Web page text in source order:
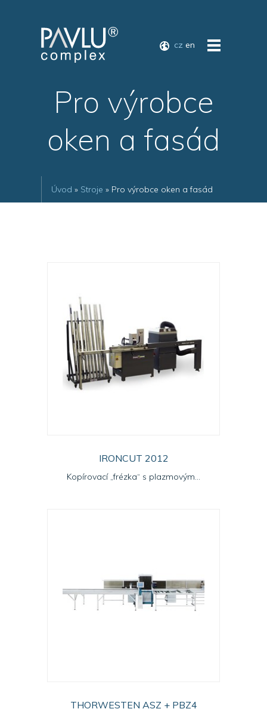
cz en
Pro výrobce
oken a fasád
Úvod » Stroje » Pro výrobce oken a fasád
IRONCUT 2012
Kopírovací „frézka“ s plazmovým...
THORWESTEN ASZ + PBZ4